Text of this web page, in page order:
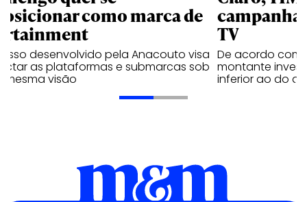
como marca de
desenvolvido pela Anacouto visa
as plataformas e submarcas sob
mesma visão
TV
De acordo com
montante
inferior ao do